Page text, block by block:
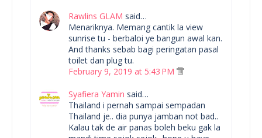
Rawlins GLAM said…
Menariknya. Memang cantik la view
sunrise tu - berbaloi ye bangun awal kan.
And thanks sebab bagi peringatan pasal
toilet dan plug tu.
February 9, 2019 at 5:43 PM
Syafiera Yamin said…
Thailand i pernah sampai sempadan
Thailand je.. dia punya jamban not bad..
Kalau tak de air panas boleh beku gak la